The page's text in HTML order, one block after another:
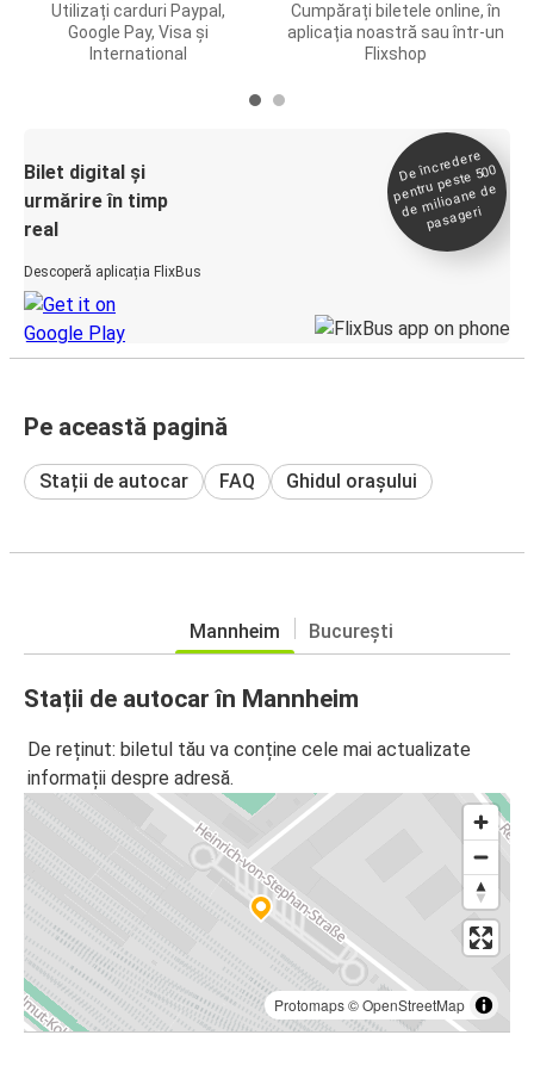
Utilizați carduri Paypal,
Google Pay, Visa și
International
Cumpărați biletele online, în
aplicația noastră sau într-un
Flixshop
Bilet digital și
urmărire în timp
real
Descoperă aplicația FlixBus
De încredere
pentru peste 500
de
milioane de
pasageri
Pe această pagină
Stații de autocar FAQ Ghidul orașului
Mannheim București
Stații de autocar în Mannheim
De reținut: biletul tău va conține cele mai actualizate
informații despre adresă.
Protomaps©OpenStreetMap